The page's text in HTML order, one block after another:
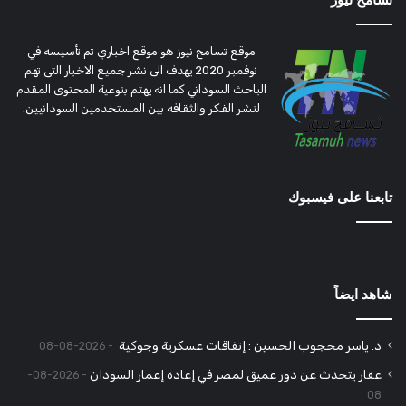
موقع تسامح نيوز هو موقع اخباري تم تأسيسه في
نوفمبر 2020 يهدف الى نشر جميع الاخبار التى تهم
الباحث السوداني كما انه يهتم بنوعية المحتوى المقدم
لنشر الفكر والثقافه بين المستخدمين السودانيين.
تابعنا على فيسبوك
شاهد ايضاً
د. ياسر محجوب الحسين : إتفاقات عسكرية وجوكية 2026-08-08
عقار يتحدث عن دور عميق لمصر في إعادة إعمار السودان
2026-08-
08